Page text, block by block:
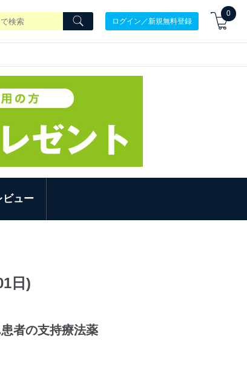
ログイン／新規無料登録
0
ビュー
日)
者の支持療法薬